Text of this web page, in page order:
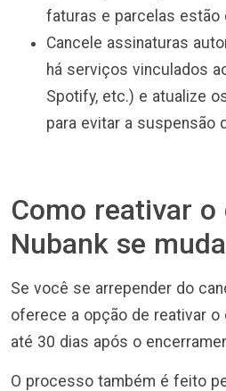
faturas e parcelas estão
Cancele assinaturas
há serviços vinculados
Spotify, etc.) e atualize
para evitar a suspensão
Como reativar o
Nubank se
Se você se arrepender do
oferece a opção de reativar
até 30 dias após o
O processo também é feito